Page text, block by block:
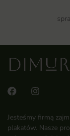
Jesteśmy firmą
plakatów. Nasze